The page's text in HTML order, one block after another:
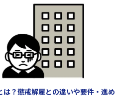
は？懲戒解雇との違いや要件・進め